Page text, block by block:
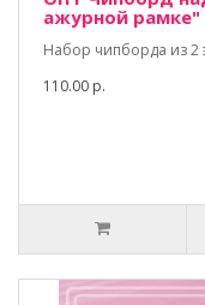
ажурной рамке"
Набор чипборда из 2
110.00 р.